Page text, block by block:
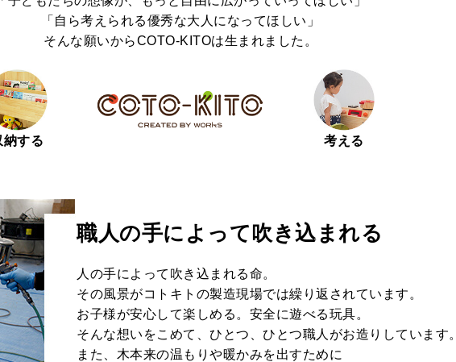
「自ら考えられる優秀な大人になってほしい」
そんな願いからCOTO-KITOは生まれました。
納する 考える
職人の手によって吹き込まれる
人の手によって吹き込まれる命。
その風景がコトキトの製造現場では繰り返されています。
お子様が安心して楽しめる。安全に遊べる玩具。
そんな想いをこめて、ひとつ、ひとつ職人がお造りしています。
また、木本来の温もりや暖かみを出すために